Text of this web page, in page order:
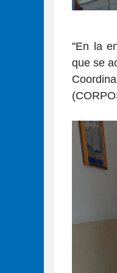
"En la
que se